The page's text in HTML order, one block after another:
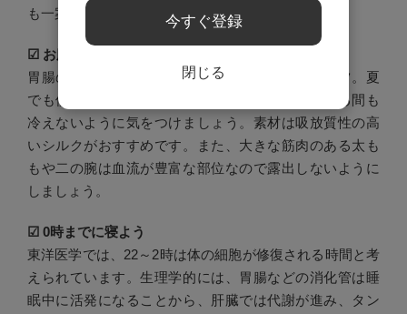
も一案です。
☑︎ お腹はしっかり温める
胃腸のあるお腹周りは一年中冷やしたくないパーツ。夏
でも使える薄手の腹巻を着用するなどし、寝ている間も
冷えないように気をつけましょう。素材は吸放質性の高
いシルクがおすすめです。また、大きな筋肉のある太も
もや二の腕は血流が豊富な部位なので露出しないように
しましょう。
☑︎ 0時までに寝よう
東洋医学では、22～2時は体の細胞が修復される時間と考
えられています。生理学的には、胃腸などの消化管は睡
眠中に活発になることから、肝臓では代謝が進み、タン
今すぐ登録
閉じる